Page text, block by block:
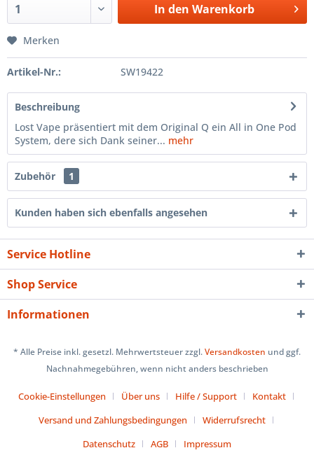
In den Warenkorb
Merken
Artikel-Nr.: SW19422
Beschreibung
Lost Vape präsentiert mit dem Original Q ein All in One Pod
System, dere sich Dank seiner... mehr
Zubehör 1
Kunden haben sich ebenfalls angesehen
Service Hotline
Shop Service
Informationen
* Alle Preise inkl. gesetzl. Mehrwertsteuer zzgl.Versandkosten und ggf.
Nachnahmegebühren, wenn nicht anders beschrieben
Cookie-Einstellungen Über uns Hilfe / Support
Kontakt
Versand und Zahlungsbedingungen
Widerrufsrecht
Datenschutz
AGB Impressum